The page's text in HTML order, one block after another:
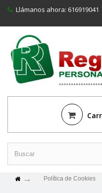
Llámanos ahora: 616919041
Política de Cookies